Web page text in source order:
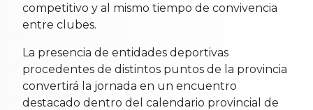
competitivo y al mismo tiempo de convivencia
entre clubes.
La presencia de entidades deportivas
procedentes de distintos puntos de la provincia
convertirá la jornada en un encuentro
destacado dentro del calendario provincial de